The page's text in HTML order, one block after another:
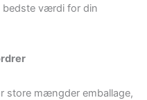
bedste værdi for din
store mængder emballage,